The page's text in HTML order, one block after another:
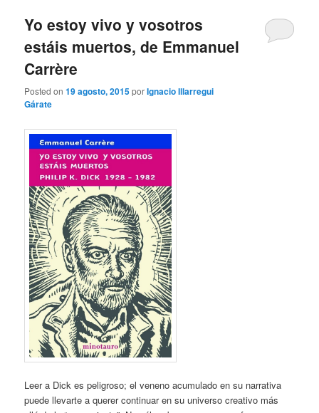
Yo estoy vivo y vosotros
estáis muertos, de Emmanuel
Carrère
Posted on19 agosto, 2015porIgnacio Illarregui
Gárate
Leer a Dick es peligroso; el veneno acumulado en su narrativa
puede llevarte a querer continuar en su universo creativo más